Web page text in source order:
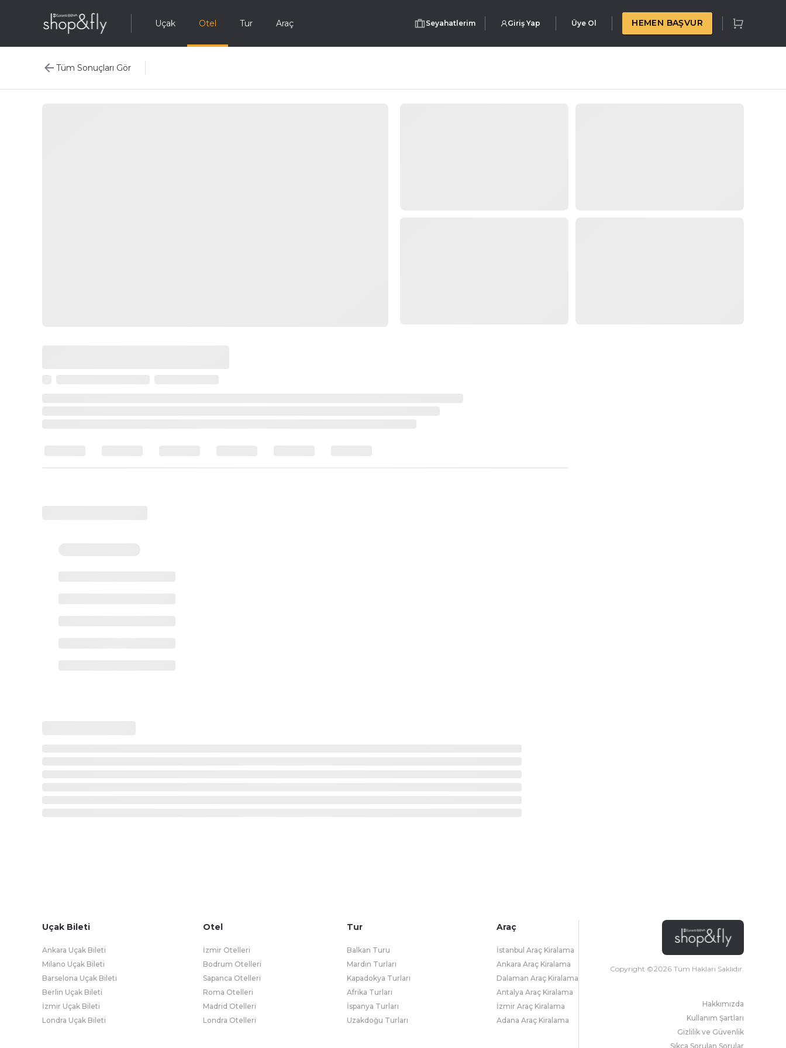
Uçak Otel Tur Araç Seyahatlerim Giriş Yap Üye Ol HEMEN BAŞVUR
Tüm Sonuçları Gör
Uçak Bileti
Ankara Uçak Bileti
Milano Uçak Bileti
Barselona Uçak Bileti
Berlin Uçak Bileti
İzmir Uçak Bileti
Londra Uçak Bileti
Otel
İzmir Otelleri
Bodrum Otelleri
Sapanca Otelleri
Roma Otelleri
Madrid Otelleri
Londra Otelleri
Tur
Balkan Turu
Mardin Turları
Kapadokya Turları
Afrika Turları
İspanya Turları
Uzakdoğu Turları
Araç
İstanbul Araç Kiralama
Ankara Araç Kiralama
Dalaman Araç Kiralama
Antalya Araç Kiralama
İzmir Araç Kiralama
Adana Araç Kiralama
Copyright ©2026 Tüm Hakları Saklıdır.
Hakkımızda
Kullanım Şartları
Gizlilik ve Güvenlik
Sıkça Sorulan Sorular